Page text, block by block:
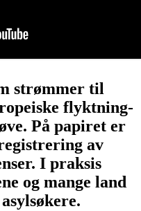
strømmer til
flyktning-
På papiret er
av
I praksis
og mange land